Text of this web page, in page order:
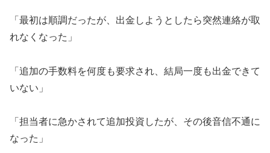
「最初は順調だったが、出金しようとしたら突然連絡が取
れなくなった」
「追加の手数料を何度も要求され、結局一度も出金できて
いない」
「担当者に急かされて追加投資したが、その後音信不通に
なった」